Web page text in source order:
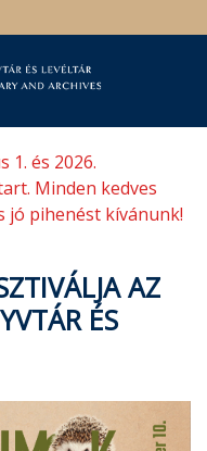
1. és 2026.
Minden kedves
jó pihenést kívánunk!
AZ
ÉS